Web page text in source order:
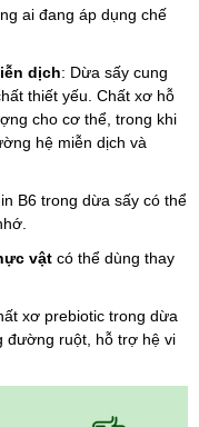
ai đang áp dụng chế
dịch: Dừa sấy cung
thiết yếu. Chất xơ hỗ
cho cơ thể, trong khi
hệ miễn dịch và
B6 trong dừa sấy có thể
vật có thể dùng thay
xơ prebiotic trong dừa
đường ruột, hỗ trợ hệ vi